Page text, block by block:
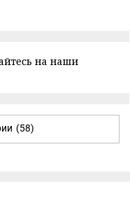
на наши
(58)